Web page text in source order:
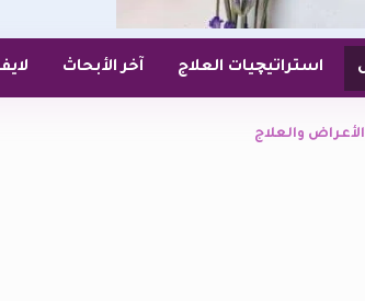
استراتيچيات العلاج آخر الأبحاث
والعلاج